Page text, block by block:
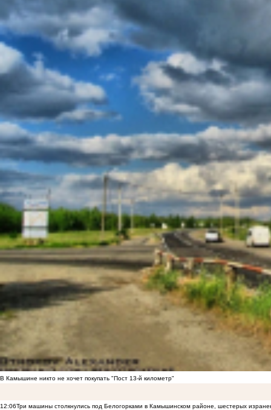
В Камышине никто не хочет покупать "Пост 13-й километр"
12:06Три машины столкнулись под Белогорками в Камышинском районе, шестерых